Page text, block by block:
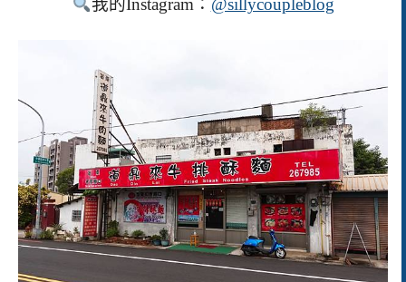
我的Instagram ： @sillycoupleblog